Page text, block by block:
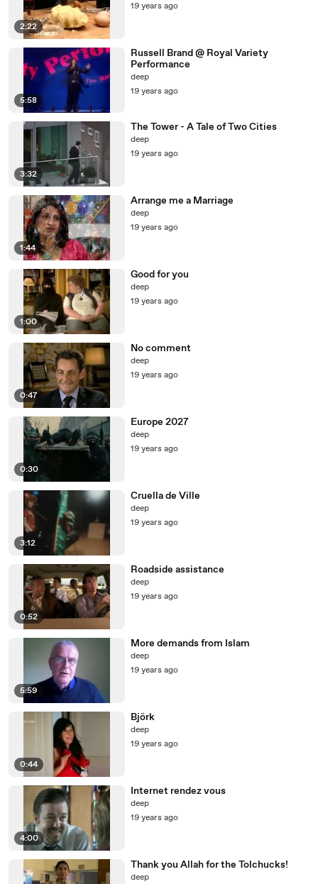
2:22
19 years ago
5:58
Russell Brand @ Royal Variety
Performance
deep
19 years ago
3:32
The Tower - A Tale of Two Cities
deep
19 years ago
1:44
Arrange me a Marriage
deep
19 years ago
1:00
Good for you
deep
19 years ago
0:47
No comment
deep
19 years ago
0:30
Europe 2027
deep
19 years ago
3:12
Cruella de Ville
deep
19 years ago
0:52
Roadside assistance
deep
19 years ago
5:59
More demands from Islam
deep
19 years ago
0:44
Björk
deep
19 years ago
4:00
Internet rendez vous
deep
19 years ago
Thank you Allah for the Tolchucks!
deep